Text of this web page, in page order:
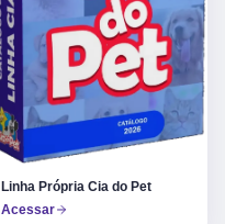
Linha Própria Cia do Pet
Acessar